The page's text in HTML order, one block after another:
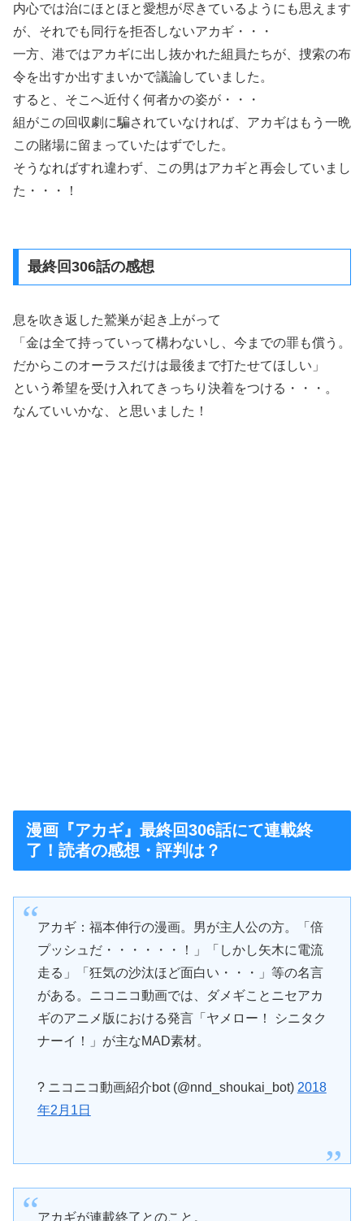
内心では治にほとほと愛想が尽きているようにも思えます
が、それでも同行を拒否しないアカギ・・・
一方、港ではアカギに出し抜かれた組員たちが、捜索の布
令を出すか出すまいかで議論していました。
すると、そこへ近付く何者かの姿が・・・
組がこの回収劇に騙されていなければ、アカギはもう一晩
この賭場に留まっていたはずでした。
そうなればすれ違わず、この男はアカギと再会していまし
た・・・！
最終回306話の感想
息を吹き返した鷲巣が起き上がって
「金は全て持っていって構わないし、今までの罪も償う。
だからこのオーラスだけは最後まで打たせてほしい」
という希望を受け入れてきっちり決着をつける・・・。
なんていいかな、と思いました！
漫画『アカギ』最終回306話にて連載終
了！読者の感想・評判は？
アカギ：福本伸行の漫画。男が主人公の方。「倍
プッシュだ・・・・・・！」「しかし矢木に電流
走る」「狂気の沙汰ほど面白い・・・」等の名言
がある。ニコニコ動画では、ダメギことニセアカ
ギのアニメ版における発言「ヤメロー！ シニタク
ナーイ！」が主なMAD素材。
? ニコニコ動画紹介bot (@nnd_shoukai_bot) 2018
年2月1日
アカギが連載終了とのこと。